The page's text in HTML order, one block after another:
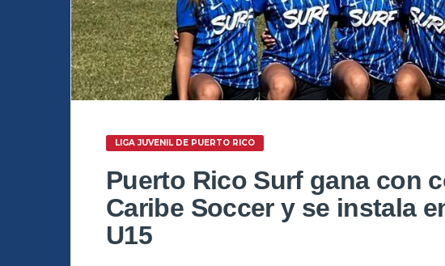
LIGA JUVENIL DE PUERTO RICO
Puerto Rico Surf gana con
Caribe Soccer y se instala
U15